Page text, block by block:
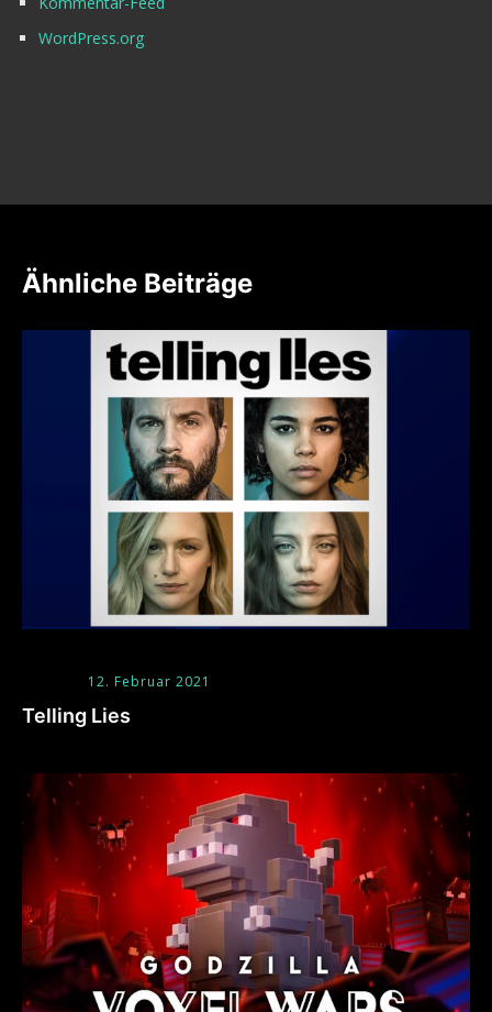
WordPress.org
Ähnliche Beiträge
12. Februar 2021
Telling Lies